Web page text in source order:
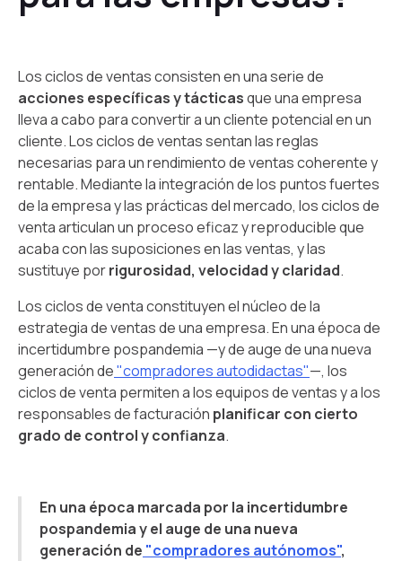
Los ciclos de ventas consisten en una serie de
acciones específicas y tácticasque una empresa
lleva a cabo para convertir a un cliente potencial en un
cliente. Los ciclos de ventas sentan las reglas
necesarias para un rendimiento de ventas coherente y
rentable. Mediante la integración de los puntos fuertes
de la empresa y las prácticas del mercado, los ciclos de
venta articulan un proceso eficaz y reproducible que
acaba con las suposiciones en las ventas, y las
sustituye porrigurosidad, velocidad y claridad.
Los ciclos de venta constituyen el núcleo de la
estrategia de ventas de una empresa. En una época de
incertidumbre pospandemia —y de auge de una nueva
generación de"compradores autodidactas"—, los
ciclos de venta permiten a los equipos de ventas y a los
responsables de facturación planificar con cierto
grado de control y confianza.
En una época marcada por la incertidumbre
pospandemia y el auge de una nueva
generación de "compradores autónomos",